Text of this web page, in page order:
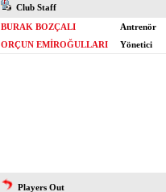
Club Staff
BURAK BOZÇALI
Antrenör
ORÇUN EMİROĞULLARI
Yönetici
Players Out